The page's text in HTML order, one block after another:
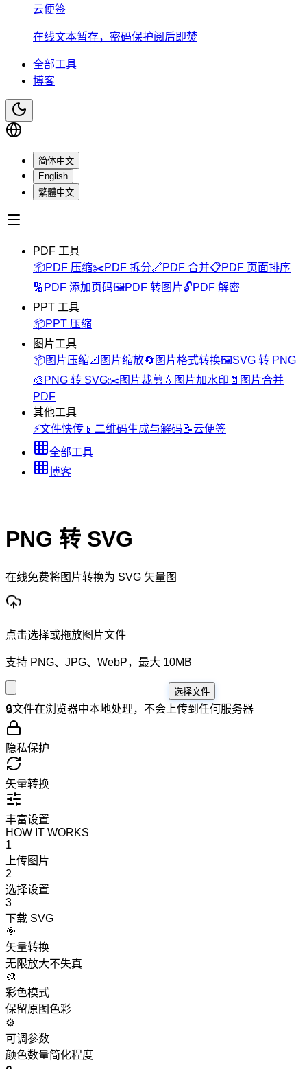
云便签
在线文本暂存，密码保护阅后即焚
全部工具
博客
简体中文
English
繁體中文
PDF 工具
📦PDF 压缩✂️PDF 拆分🔗PDF 合并📋PDF 页面排序
🔢 PDF 添加页码🖼️PDF 转图片🔓PDF 解密
PPT 工具
📦PPT 压缩
图片工具
📦 图片压缩📐 图片缩放🔄 图片格式转换🖼️SVG 转 PNG
🎨 PNG 转 SVG✂️图片裁剪 💧 图片加水印 📄 图片合并
PDF
其他工具
⚡文件快传 📱 二维码生成与解码 📝云便签
全部工具
博客
PNG 转 SVG
在线免费将图片转换为 SVG 矢量图
点击选择或拖放图片文件
支持 PNG、JPG、WebP，最大 10MB
选择文件
🔒文件在浏览器中本地处理，不会上传到任何服务器
隐私保护
矢量转换
丰富设置
HOW IT WORKS
1
上传图片
2
选择设置
3
下载 SVG
🎯
矢量转换
无限放大不失真
🎨
彩色模式
保留原图色彩
⚙️
可调参数
颜色数量简化程度